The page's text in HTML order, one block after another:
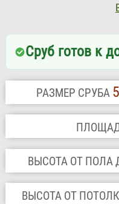
Сруб готов к
РАЗМЕР СРУБА
ВЫСОТА ОТ ПОЛА
ВЫСОТА ОТ